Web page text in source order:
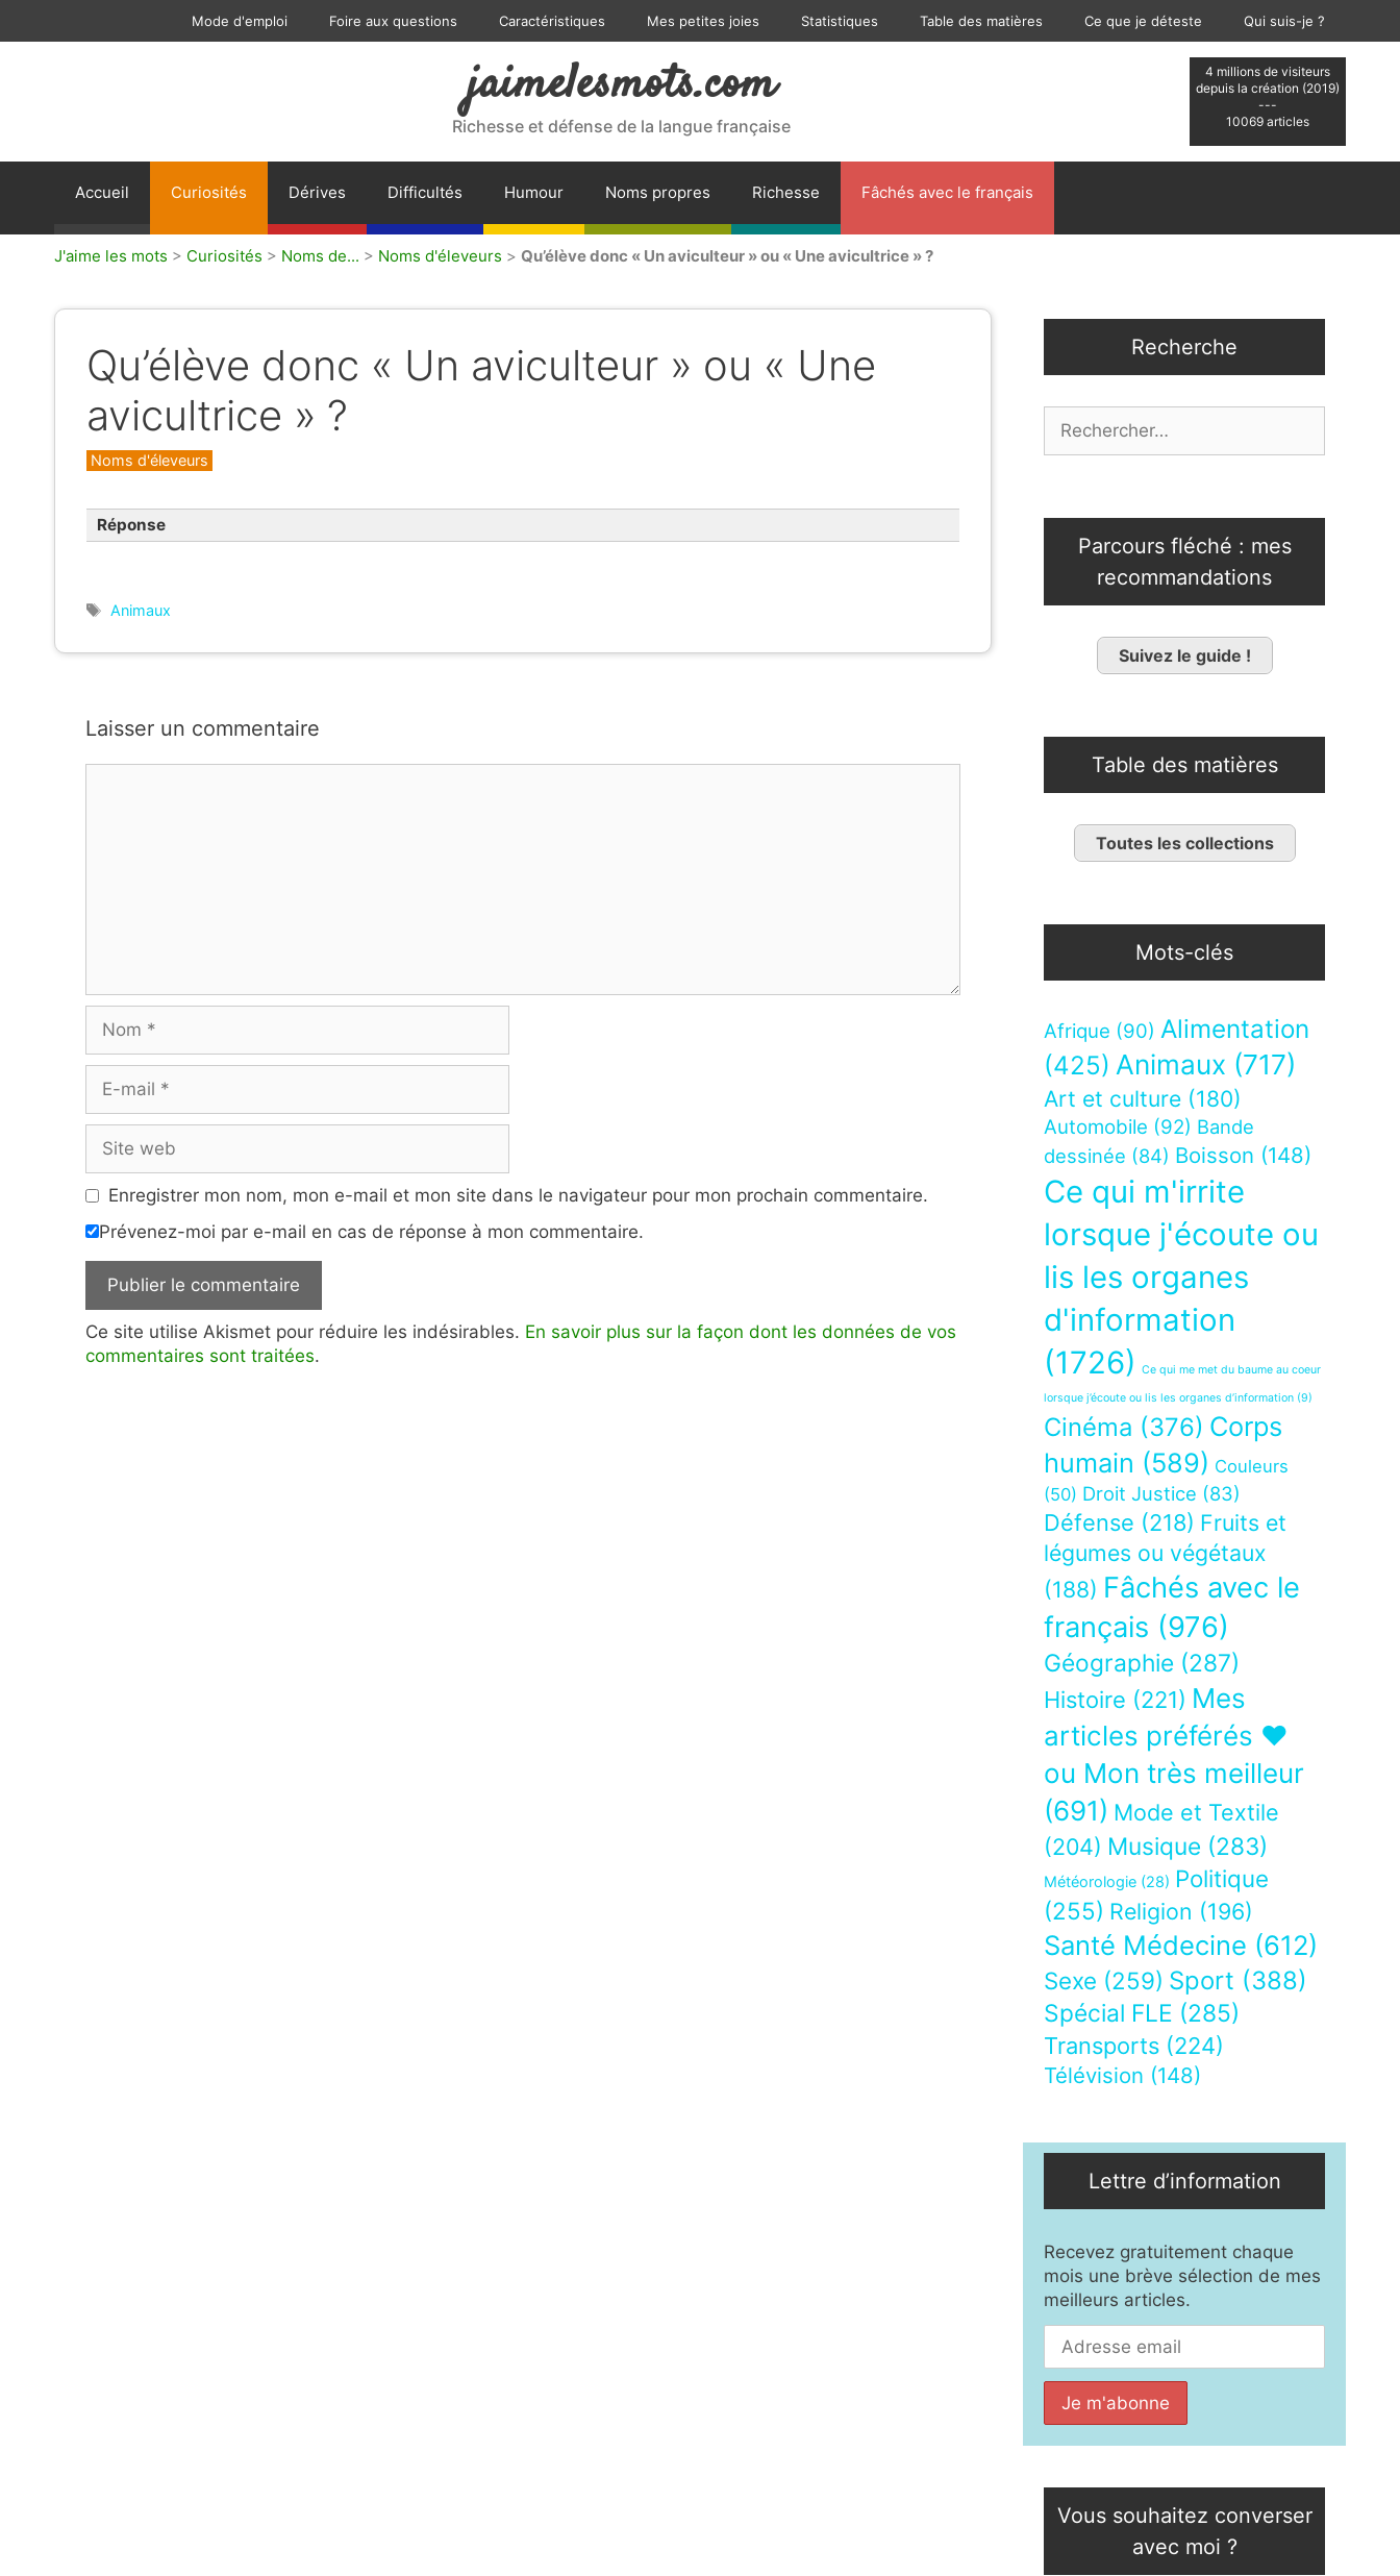
Mode d'emploi Foire aux questions Caractéristiques Mes petites joies Statistiques Table des matières Ce que je déteste Qui suis-je ?
4 millions de visiteurs
depuis la création (2019)
---
10069 articles
jaimelesmots.com
Richesse et défense de la langue française
Accueil Curiosités Dérives Difficultés Humour Noms propres Richesse Fâchés avec le français
J'aime les mots > Curiosités > Noms de... > Noms d'éleveurs > Qu’élève donc « Un aviculteur » ou « Une avicultrice » ?
Qu’élève donc « Un aviculteur » ou « Une
avicultrice » ?
Catégories
Noms d'éleveurs
Réponse
Étiquettes
Animaux
Laisser un commentaire
mail
web
Enregistrer mon nom, mon e-mail et mon site dans le navigateur pour mon prochain commentaire.
Prévenez-moi par e-mail en cas de réponse à mon commentaire.
Ce site utilise Akismet pour réduire les indésirables. En savoir plus sur la façon dont les données de vos
commentaires sont traitées.
Recherche
Parcours fléché : mes
recommandations
Suivez le guide !
Table des matières
Toutes les collections
Mots-clés
Afrique (90) Alimentation
(425) Animaux (717)
Art et culture (180)
Automobile (92) Bande
dessinée (84) Boisson (148)
Ce qui m'irrite
lorsque j'écoute ou
lis les organes
d'information
(1726)
Ce qui me met du baume au coeur
lorsque j’écoute ou lis les organes d’information (9)
Cinéma (376) Corps
humain (589) Couleurs
(50) Droit Justice (83)
Défense (218) Fruits et
légumes ou végétaux
(188) Fâchés avec le
français (976)
Géographie (287)
Histoire (221) Mes
articles préférés ❤
ou Mon très meilleur
(691) Mode et Textile
(204) Musique (283)
Météorologie (28) Politique
(255) Religion (196)
Santé Médecine (612)
Sexe (259) Sport (388)
Spécial FLE (285)
Transports (224)
Télévision (148)
Lettre d’information
Recevez gratuitement chaque
mois une brève sélection de mes
meilleurs articles.
Vous souhaitez converser
avec moi ?